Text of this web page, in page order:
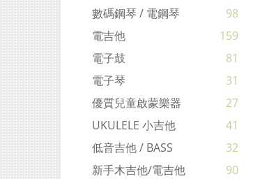
數碼鋼琴 / 電鋼琴
98
電吉他
159
電子鼓
81
電子琴
31
優質兒童啟蒙樂器
27
UKULELE 小吉他
41
低音吉他 / BASS
32
新手木吉他/電吉他
90